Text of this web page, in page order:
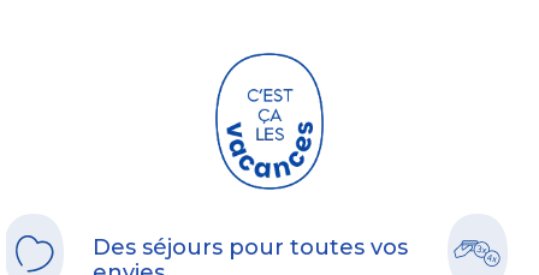
Des séjours pour toutes vos